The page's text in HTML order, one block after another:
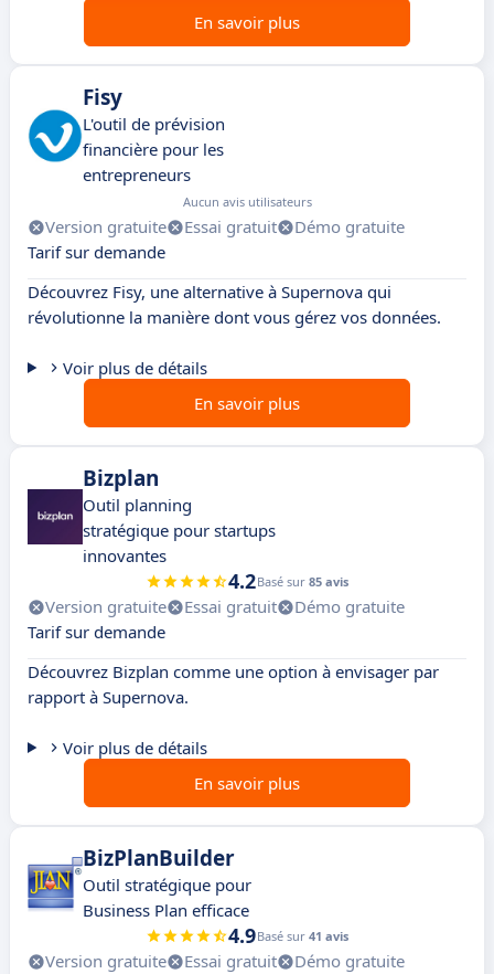
En savoir plus
Fisy
L'outil de prévision
financière pour les
entrepreneurs
Aucun avis utilisateurs
Version gratuite Essai gratuit
Démo gratuite
Tarif sur demande
Découvrez Fisy, une alternative à Supernova qui
révolutionne la manière dont vous gérez vos données.
Voir plus de détails
En savoir plus
Bizplan
Outil planning
stratégique pour startups
innovantes
4.2Basé sur 85 avis
Version gratuite Essai gratuit
Démo gratuite
Tarif sur demande
Découvrez Bizplan comme une option à envisager par
rapport à Supernova.
Voir plus de détails
En savoir plus
BizPlanBuilder
Outil stratégique pour
Business Plan efficace
4.9Basé sur 41 avis
Version gratuite Essai gratuit
Démo gratuite